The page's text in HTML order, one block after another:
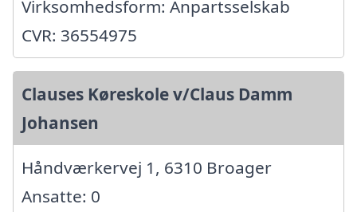
Virksomhedsform: Anpartsselskab
CVR: 36554975
Clauses Køreskole v/Claus Damm
Johansen
Håndværkervej 1, 6310 Broager
Ansatte: 0